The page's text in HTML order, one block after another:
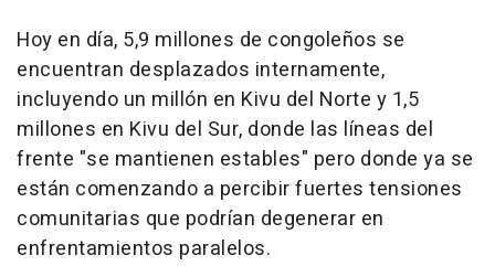
Hoy en día, 5,9 millones de congoleños se
encuentran desplazados internamente,
incluyendo un millón en Kivu del Norte y 1,5
millones en Kivu del Sur, donde las líneas del
frente "se mantienen estables" pero donde ya se
están comenzando a percibir fuertes tensiones
comunitarias que podrían degenerar en
enfrentamientos paralelos.